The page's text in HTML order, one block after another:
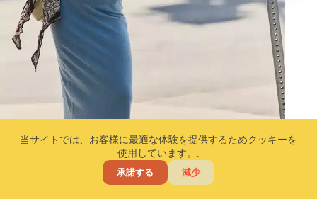
当サイトでは、お客様に最適な体験を提供するためクッキーを
使用しています。.
承諾する
減少
ニットセーター＋スカート、女性の定番秋コーデ―シッ
ャ
ッ
テ
ィ
を
開
き
ま